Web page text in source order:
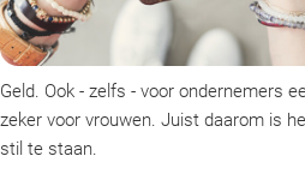
Geld. Ook - zelfs - voor ondernemers
zeker voor vrouwen. Juist daarom is
stil te staan.